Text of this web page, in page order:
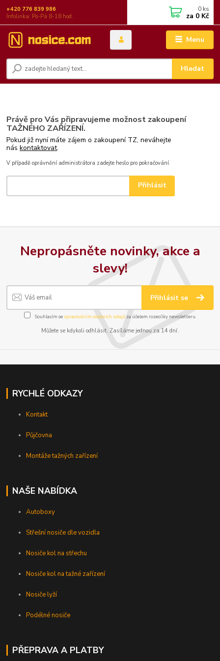
Menu
Hledat
+420 776 839 986
Infolinka: Po-Pá 8-18 hod.
0 ks
za 0 Kč
Právě pro Vás připravujeme možnost zakoupení
TAŽNÉHO ZAŘÍZENÍ.
Pokud již nyní máte zájem o zakoupení TZ, neváhejte
náskontaktovat.
V případě oprávnění administrátora zadejte heslo pro pokračování.
Nepropásněte novinky, akce a
slevy!
Přihlásit se
Souhlasím se zpracováním osobních údajůza účelem rozesílky newsletteru.
Můžete se kdykoli odhlásit. Zasíláme jednou za 14 dní.
RYCHLÉ ODKAZY
Kontakt
Půjčovna
Montáže tažných zařízení
NAŠE NABÍDKA
Autoboxy
Střešní nosiče dle vozidla
Nosiče kol na střechu
Nosiče kol na tažné zařízení
Nosiče lyží
Podélné nosiče
PŘEPRAVA A PLATBY